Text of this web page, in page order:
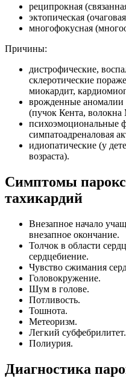
реципрокная
эктопическая
многофокусная
Причины:
дистрофические,
склеротические
миокардит,
врожденные аномалии
(пучок Кента,
психоэмоциональные
симпатоадреналовая
идиопатические (у
возраста).
Симптомы
тахикардий
Внезапное начало
внезапное окончание.
Толчок в области
сердцебиение.
Чувство сжимания
Головокружение.
Шум в голове.
Потливость.
Тошнота.
Метеоризм.
Легкий субфебрилитет.
Полиурия.
Диагностика